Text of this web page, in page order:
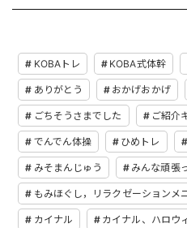
KOBAトレ KOBA式体幹
ありがとう おかげおかげ
ごちそうさまでした ご紹介
でんでん体操 ひめトレ
みそまんじゅう みんな頑張
もみほぐし，リラクゼーションメ
カイナル カイナル、ハロウィ